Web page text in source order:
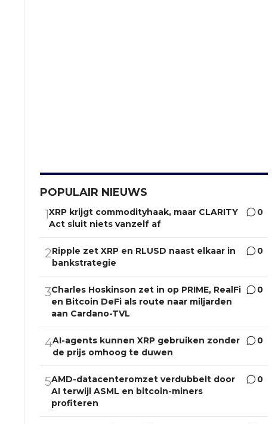
POPULAIR NIEUWS
1XRP krijgt commodityhaak, maar CLARITY
Act sluit niets vanzelf af
0
2Ripple zet XRP en RLUSD naast elkaar in
bankstrategie
0
3Charles Hoskinson zet in op PRIME, RealFi
en Bitcoin DeFi als route naar miljarden
aan Cardano-TVL
0
4AI-agents kunnen XRP gebruiken zonder
de prijs omhoog te duwen
0
5AMD-datacenteromzet verdubbelt door
AI terwijl ASML en bitcoin-miners
profiteren
0